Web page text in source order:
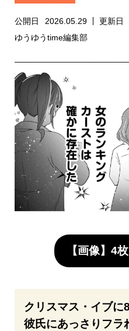
公開日 2026.05.29 更新日
ゆうゆうtime編集部
【画像】4
クリスマス・イブに
彼氏にあっさりフラ